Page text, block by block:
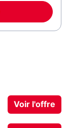
Voir l'offre